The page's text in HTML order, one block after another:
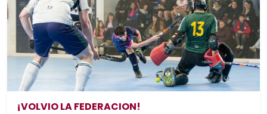
¡VOLVIO LA FEDERACION!